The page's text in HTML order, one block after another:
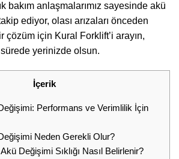
bakım anlaşmalarımız sayesinde akü
ediyor, olası arızaları önceden
çözüm için Kural Forklift’i arayın,
yerinizde olsun.
İçerik
Performans ve Verimlilik İçin
Neden Gerekli Olur?
Değişimi Sıklığı Nasıl Belirlenir?